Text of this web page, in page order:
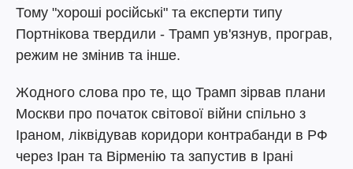
Тому "хороші російські" та експерти типу
Портнікова твердили - Трамп ув'язнув, програв,
режим не змінив та інше.
Жодного слова про те, що Трамп зірвав плани
Москви про початок світової війни спільно з
Іраном, ліквідував коридори контрабанди в РФ
через Іран та Вірменію та запустив в Ірані